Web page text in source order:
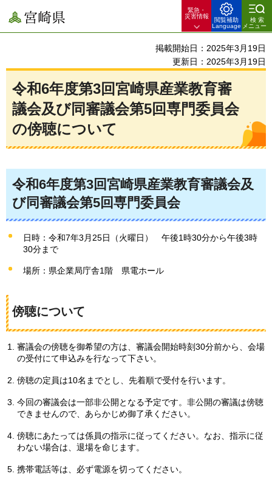
宮崎県
緊急・
災害情報
閲覧補助
Language
検索
メニュー
掲載開始日：2025年3月19日
更新日：2025年3月19日
令和6年度第3回宮崎県産業教育審
議会及び同審議会第5回専門委員会
の傍聴について
令和6年度第3回宮崎県産業教育審議会及
び同審議会第5回専門委員会
日時：令和7年3月25日（火曜日） 午後1時30分から午後3時
30分まで
場所：県企業局庁舎1階 県電ホール
傍聴について
審議会の傍聴を御希望の方は、審議会開始時刻30分前から、会場
の受付にて申込みを行なって下さい。
傍聴の定員は10名までとし、先着順で受付を行います。
今回の審議会は一部非公開となる予定です。非公開の審議は傍聴
できませんので、あらかじめ御了承ください。
傍聴にあたっては係員の指示に従ってください。なお、指示に従
わない場合は、退場を命じます。
携帯電話等は、必ず電源を切ってください。